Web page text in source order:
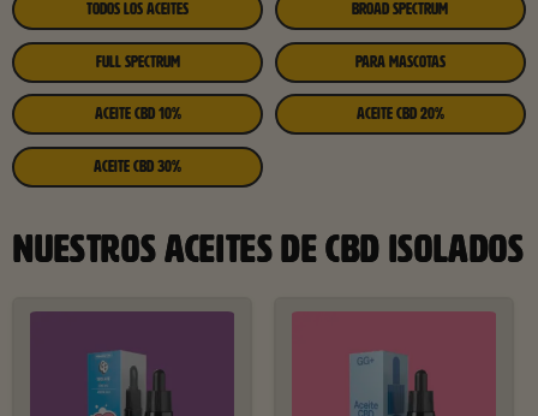
TODOS LOS ACEITES BROAD SPECTRUM
FULL SPECTRUM PARA MASCOTAS
ACEITE CBD 10% ACEITE CBD 20%
ACEITE CBD 30%
NUESTROS ACEITES DE CBD ISOLADOS